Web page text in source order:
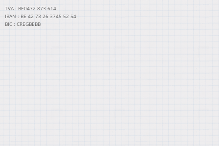
TVA : BE0472 873 614
IBAN : BE 42 73 26 3745 52 54
BIC : CREGBEBB